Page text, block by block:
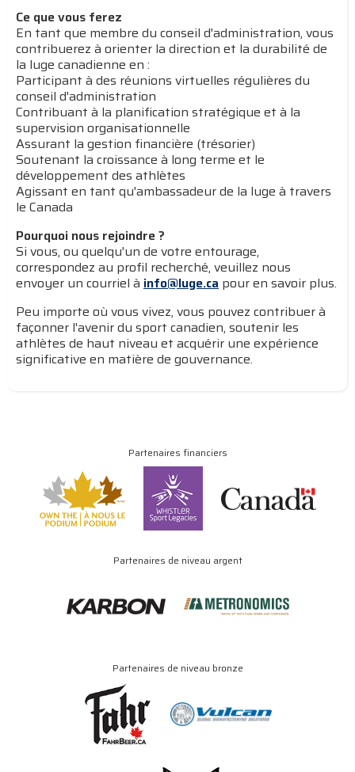
Ce que vous ferez
En tant que membre du conseil d'administration, vous
contribuerez à orienter la direction et la durabilité de
la luge canadienne en :
Participant à des réunions virtuelles régulières du
conseil d'administration
Contribuant à la planification stratégique et à la
supervision organisationnelle
Assurant la gestion financière (trésorier)
Soutenant la croissance à long terme et le
développement des athlètes
Agissant en tant qu'ambassadeur de la luge à travers
le Canada
Pourquoi nous rejoindre ?
Si vous, ou quelqu'un de votre entourage,
correspondez au profil recherché, veuillez nous
envoyer un courriel à info@luge.ca pour en savoir plus.
Peu importe où vous vivez, vous pouvez contribuer à
façonner l'avenir du sport canadien, soutenir les
athlètes de haut niveau et acquérir une expérience
significative en matière de gouvernance.
Partenaires financiers
Partenaires de niveau argent
Partenaires de niveau bronze